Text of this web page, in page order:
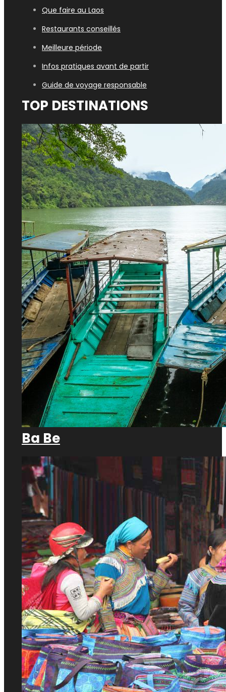
Que faire au Laos
Restaurants conseillés
Meilleure période
Infos pratiques avant de partir
Guide de voyage responsable
TOP DESTINATIONS
Ba Be